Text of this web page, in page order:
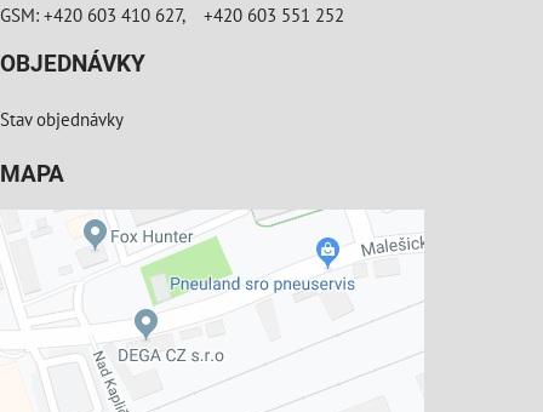
GSM: +420 603 410 627, +420 603 551 252
OBJEDNÁVKY
Stav objednávky
MAPA